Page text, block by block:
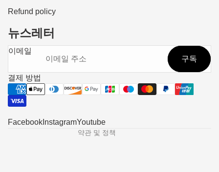
Refund policy
뉴스레터
이메일
구독
결제 방법
Facebook InstagramYoutube
약관 및 정책
개인정보처리방침
배송 정책